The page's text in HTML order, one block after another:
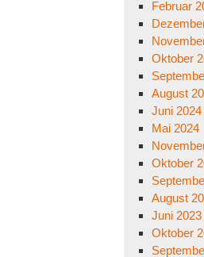
Februar
Oktober
August
Juni 2024
Mai 2024
Oktober
August
Juni 2023
Oktober